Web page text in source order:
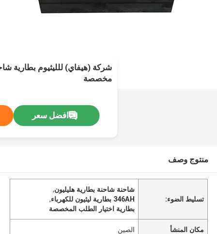
مخصصة
افضل سعر
منتوج وصف
تسليط الضوء:
شاحنة شاحنة بطارية هليليون,
346AH بطارية ليثيون للكهرباء
,
بطارية اختيار الطلب المخصصة
مكان المنشأ الصين